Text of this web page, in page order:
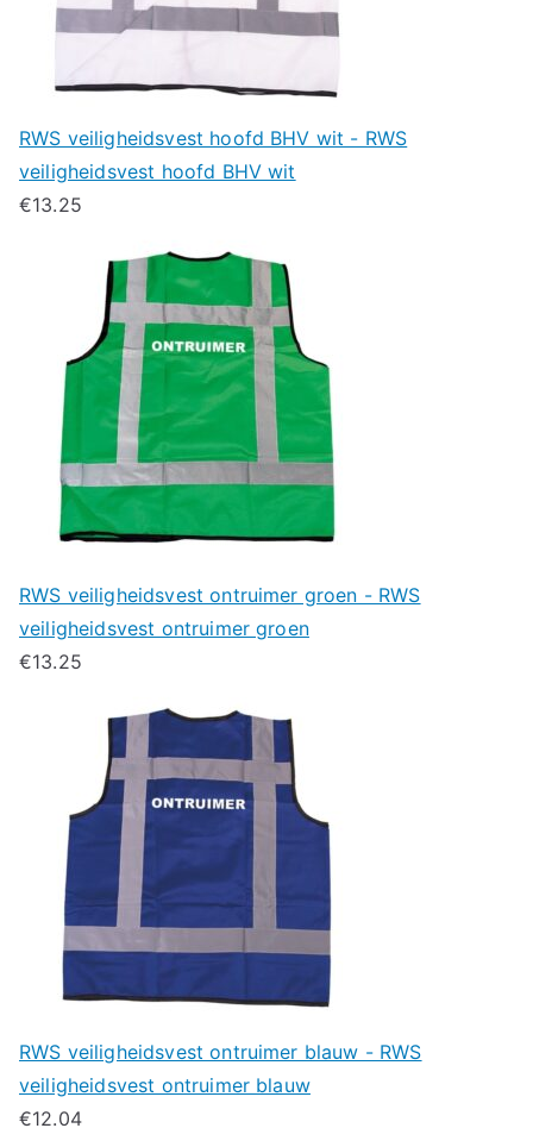
RWS veiligheidsvest hoofd BHV wit - RWS
veiligheidsvest hoofd BHV wit
€13.25
RWS veiligheidsvest ontruimer groen - RWS
veiligheidsvest ontruimer groen
€13.25
RWS veiligheidsvest ontruimer blauw - RWS
veiligheidsvest ontruimer blauw
€12.04